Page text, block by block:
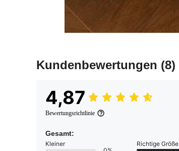
Kundenbewertungen (8)
4,87
Bewertungsrichtlinie
Gesamt:
Kleiner
Richtige Größe